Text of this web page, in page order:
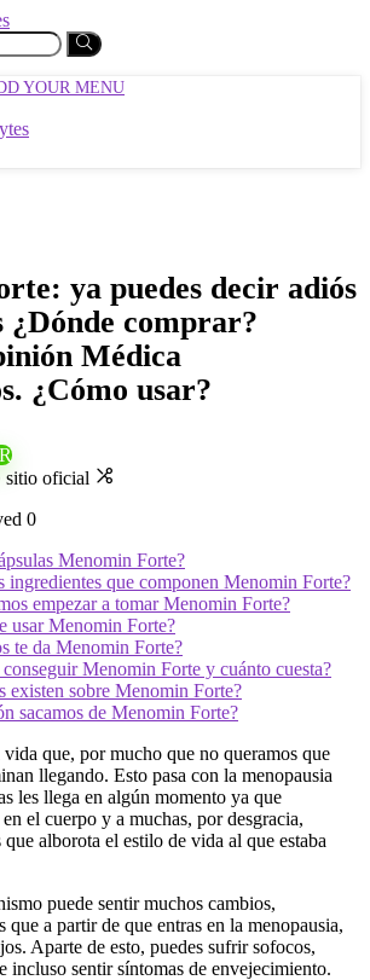
YOUR MENU
ya puedes decir adiós
¿Dónde comprar?
Médica
¿Cómo usar?
sitio oficial
0
Menomin Forte?
ingredientes que componen Menomin Forte?
empezar a tomar Menomin Forte?
usar Menomin Forte?
te da Menomin Forte?
Menomin Forte y cuánto cuesta?
existen sobre Menomin Forte?
sacamos de Menomin Forte?
que, por mucho que no queramos que
llegando. Esto pasa con la menopausia
les llega en algún momento ya que
el cuerpo y a muchas, por desgracia,
alborota el estilo de vida al que estaba
puede sentir muchos cambios,
que a partir de que entras en la menopausia,
Aparte de esto, puedes sufrir sofocos,
incluso sentir síntomas de envejecimiento.